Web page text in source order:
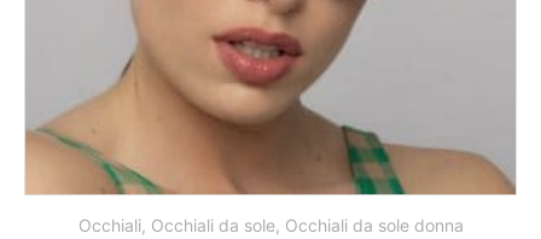
Occhiali, Occhiali da sole, Occhiali da sole donna